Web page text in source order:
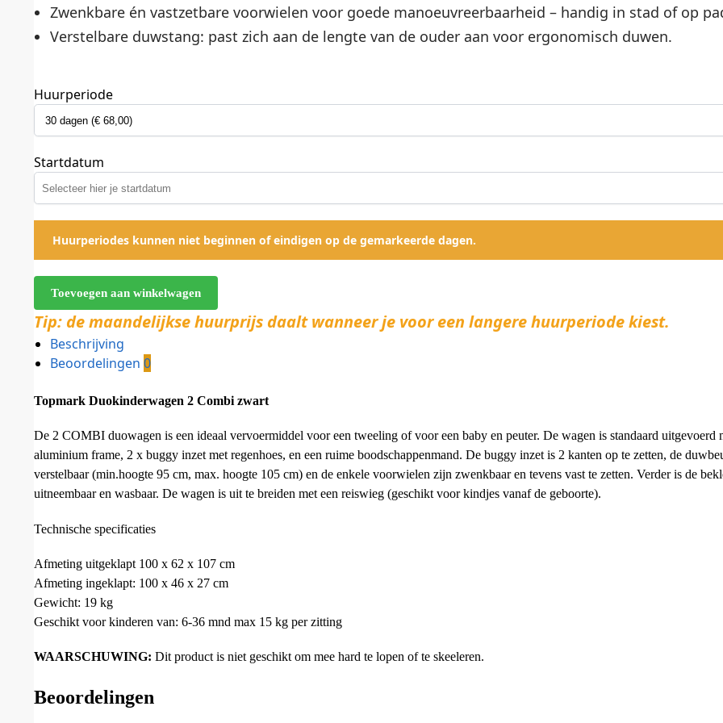
Zwenkbare én vastzetbare voorwielen voor goede manoeuvreerbaarheid – handig in stad of op
Verstelbare duwstang: past zich aan de lengte van de ouder aan voor ergonomisch duwen.
Huurperiode
Startdatum
Huurperiodes kunnen niet beginnen of eindigen op de gemarkeerde dagen.
Toevoegen aan winkelwagen
Tip: de maandelijkse huurprijs daalt wanneer je voor een langere huurperiode kiest.
Beschrijving
Beoordelingen 0
Topmark Duokinderwagen 2 Combi zwart
De 2 COMBI duowagen is een ideaal vervoermiddel voor een tweeling of voor een baby en peuter. De wagen is standaard uitgevoerd
aluminium frame, 2 x buggy inzet met regenhoes, en een ruime boodschappenmand. De buggy inzet is 2 kanten op te zetten, de
verstelbaar (min.hoogte 95 cm, max. hoogte 105 cm) en de enkele voorwielen zijn zwenkbaar en tevens vast te zetten. Verder is de
uitneembaar en wasbaar. De wagen is uit te breiden met een reiswieg (geschikt voor kindjes vanaf de geboorte).
Technische specificaties
Afmeting uitgeklapt 100 x 62 x 107 cm
Afmeting ingeklapt: 100 x 46 x 27 cm
Gewicht: 19 kg
Geschikt voor kinderen van: 6-36 mnd max 15 kg per zitting
WAARSCHUWING: Dit product is niet geschikt om mee hard te lopen of te skeeleren.
Beoordelingen